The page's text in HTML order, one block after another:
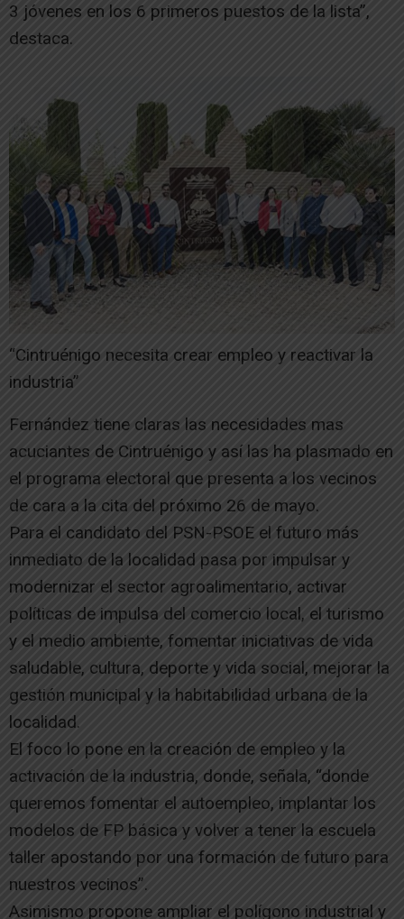
3 jóvenes en los 6 primeros puestos de la lista”,
destaca.
“Cintruénigo necesita crear empleo y reactivar la
industria”
Fernández tiene claras las necesidades mas
acuciantes de Cintruénigo y así las ha plasmado en
el programa electoral que presenta a los vecinos
de cara a la cita del próximo 26 de mayo.
Para el candidato del PSN-PSOE el futuro más
inmediato de la localidad pasa por impulsar y
modernizar el sector agroalimentario, activar
políticas de impulsa del comercio local, el turismo
y el medio ambiente, fomentar iniciativas de vida
saludable, cultura, deporte y vida social, mejorar la
gestión municipal y la habitabilidad urbana de la
localidad.
El foco lo pone en la creación de empleo y la
activación de la industria, donde, señala, “donde
queremos fomentar el autoempleo, implantar los
modelos de FP básica y volver a tener la escuela
taller apostando por una formación de futuro para
nuestros vecinos”.
Asimismo propone ampliar el polígono industrial y